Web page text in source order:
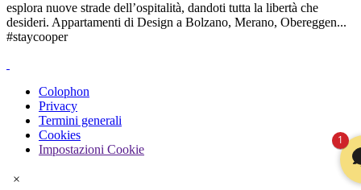
esplora nuove strade dell’ospitalità, dandoti tutta la libertà che
desideri. Appartamenti di Design a Bolzano, Merano, Obereggen...
#staycooper
Colophon
Privacy
Termini generali
Cookies
Impostazioni Cookie
×
1